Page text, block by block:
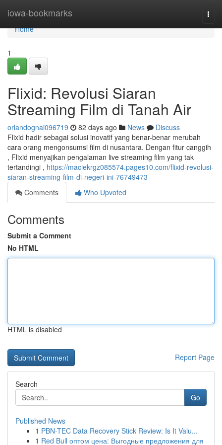
iowa-bookmarks
Home
Home
1
Flixid: Revolusi Siaran
Streaming Film di Tanah Air
orlandognai096719 82 days ago News
Discuss
Flixid hadir sebagai solusi inovatif yang benar-benar merubah
cara orang mengonsumsi film di nusantara. Dengan fitur canggih
, Flixid menyajikan pengalaman live streaming film yang tak
tertandingi , https://maciekrgz085574.pages10.com/flixid-revolusi-
siaran-streaming-film-di-negeri-ini-76749473
Comments
Who Upvoted
Comments
Submit a Comment
No HTML
HTML is disabled
Report Page
Search
Go
Published News
1 PBN-TEC Data Recovery Stick Review: Is It Valu...
1 Red Bull оптом цена: Выгодные предложения для